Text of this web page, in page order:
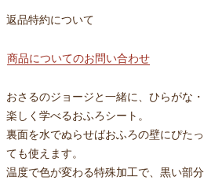
返品特約について
商品についてのお問い合わせ
おさるのジョージと一緒に、ひらがな
楽しく学べるおふろシート。
裏面を水でぬらせばおふろの壁にぴた
ても使えます。
温度で色が変わる特殊加工で、黒い部